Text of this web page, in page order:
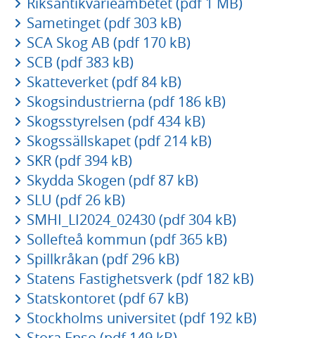
Sametinget (pdf 303 kB)
SCA Skog AB (pdf 170 kB)
SCB (pdf 383 kB)
Skatteverket (pdf 84 kB)
Skogsindustrierna (pdf 186 kB)
Skogsstyrelsen (pdf 434 kB)
Skogssällskapet (pdf 214 kB)
SKR (pdf 394 kB)
Skydda Skogen (pdf 87 kB)
SLU (pdf 26 kB)
SMHI_LI2024_02430 (pdf 304 kB)
Sollefteå kommun (pdf 365 kB)
Spillkråkan (pdf 296 kB)
Statens Fastighetsverk (pdf 182 kB)
Statskontoret (pdf 67 kB)
Stockholms universitet (pdf 192 kB)